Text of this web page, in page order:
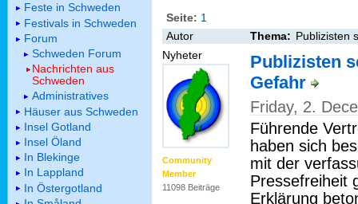
Seite: 1
Autor
Thema: Publizisten
Nyheter
Community
Member
11098 Beiträge
Publizisten
Gefahr
Friday, 2.
Führende
haben sich
mit der
Pressefreiheit
Erklärung
Feste in Schweden
Festivals in Schweden
Forum
Schweden Forum
Nachrichten aus
Schweden
Administratives
Häuser aus Schweden
Insel Gotland
Insel Öland
In Blekinge
In Lappland
In Östergotland